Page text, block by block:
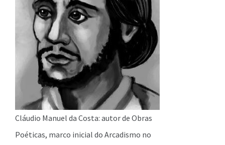
Cláudio Manuel da Costa: autor de Obras
Poéticas, marco inicial do Arcadismo no